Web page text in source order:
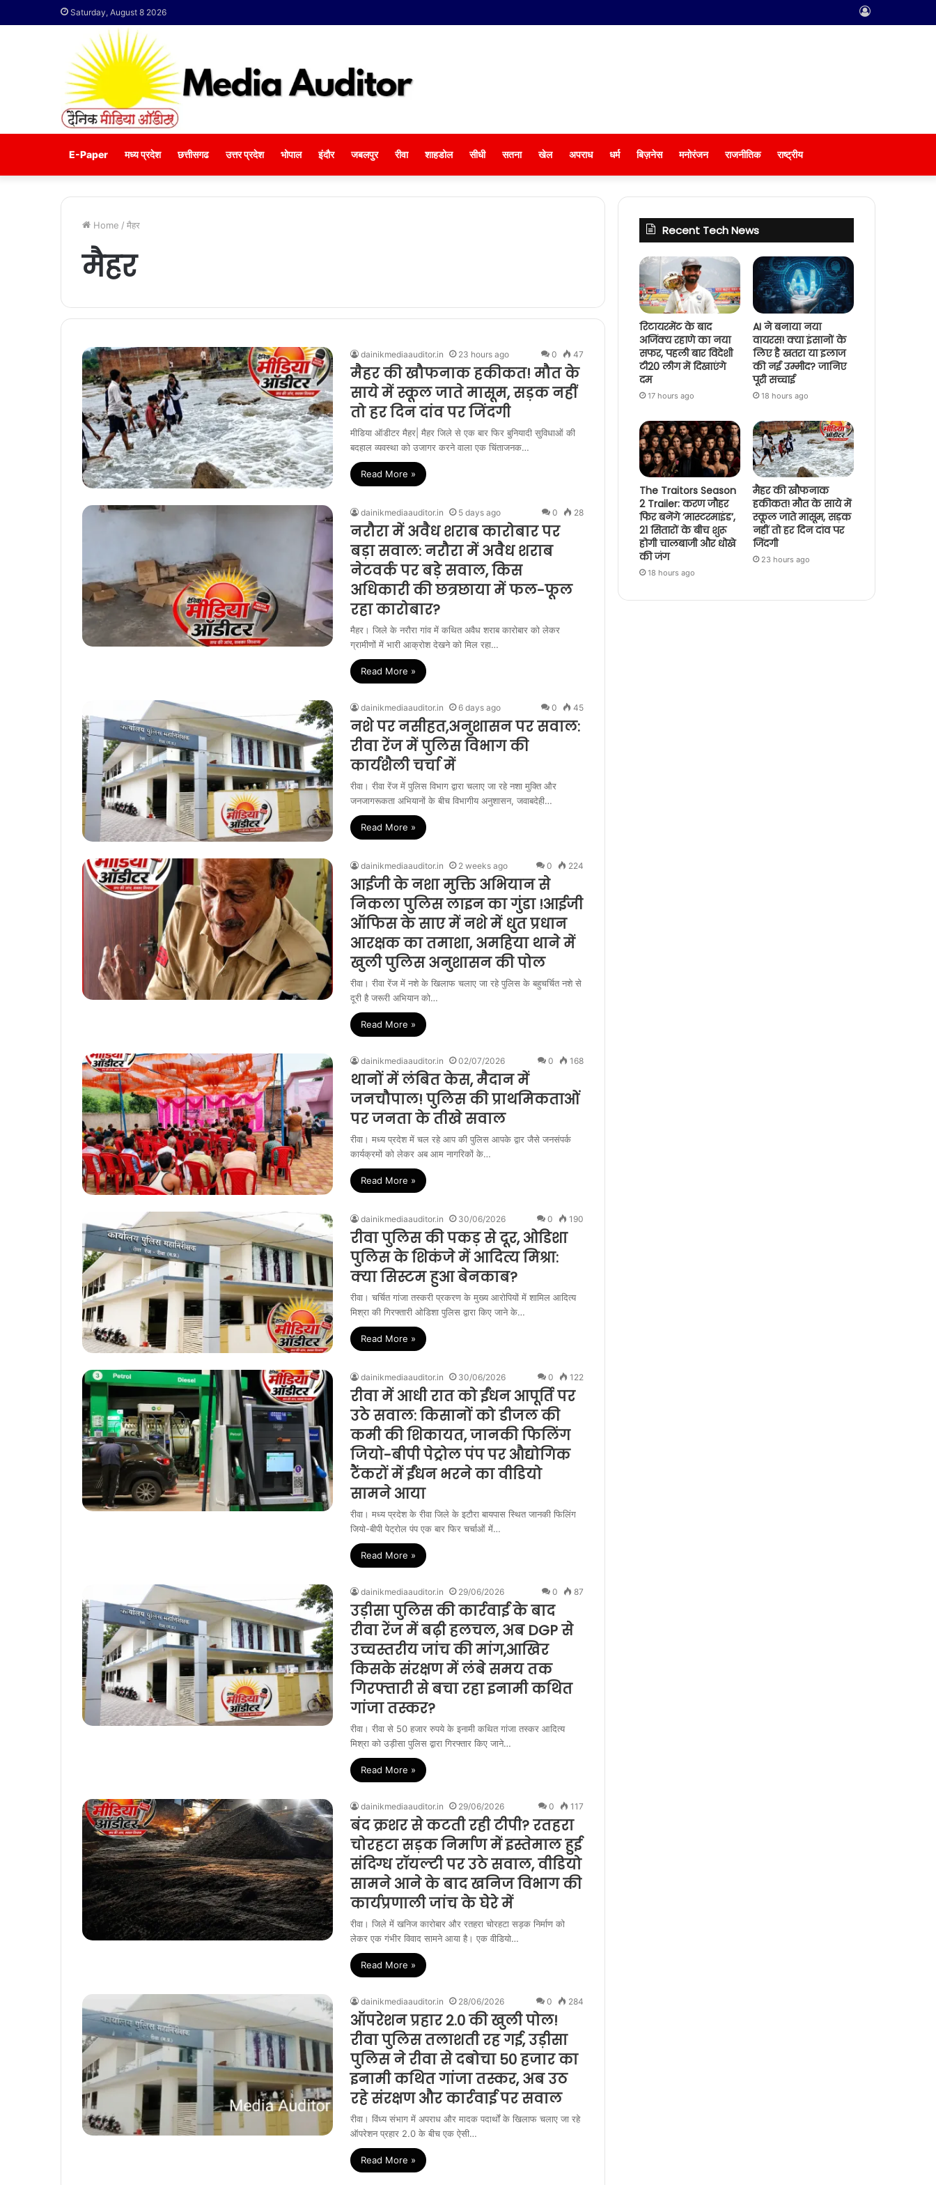
Saturday, August 8 2026
Log
E-Paper मध्य प्रदेश छत्तीसगढ उत्तर प्रदेश भोपाल इंदौर जबलपुर रीवा शाहडोल सीधी सतना खेल अपराध धर्म बिज़नेस मनोरंजन राजनीतिक राष्ट्रीय
Home / मैहर
मैहर
dainikmediaauditor.in 23 hours ago 0 47
मैहर की खौफनाक हकीकत! मौत के
साये में स्कूल जाते मासूम, सड़क नहीं
तो हर दिन दांव पर जिंदगी
मीडिया ऑडीटर मैहर| मैहर जिले से एक बार फिर बुनियादी सुविधाओं की
बदहाल व्यवस्था को उजागर करने वाला एक चिंताजनक…
Read More »
dainikmediaauditor.in 5 days ago 0 28
नरौरा में अवैध शराब कारोबार पर
बड़ा सवाल: नरौरा में अवैध शराब
नेटवर्क पर बड़े सवाल, किस
अधिकारी की छत्रछाया में फल-फूल
रहा कारोबार?
मैहर। जिले के नरौरा गांव में कथित अवैध शराब कारोबार को लेकर
ग्रामीणों में भारी आक्रोश देखने को मिल रहा…
Read More »
dainikmediaauditor.in 6 days ago 0 45
नशे पर नसीहत,अनुशासन पर सवाल:
रीवा रेंज में पुलिस विभाग की
कार्यशैली चर्चा में
रीवा। रीवा रेंज में पुलिस विभाग द्वारा चलाए जा रहे नशा मुक्ति और
जनजागरूकता अभियानों के बीच विभागीय अनुशासन, जवाबदेही…
Read More »
dainikmediaauditor.in 2 weeks ago 0 224
आईजी के नशा मुक्ति अभियान से
निकला पुलिस लाइन का गुंडा !आईजी
ऑफिस के साए में नशे में धुत प्रधान
आरक्षक का तमाशा, अमहिया थाने में
खुली पुलिस अनुशासन की पोल
रीवा। रीवा रेंज में नशे के खिलाफ चलाए जा रहे पुलिस के बहुचर्चित नशे से
दूरी है जरूरी अभियान को…
Read More »
dainikmediaauditor.in 02/07/2026 0 168
थानों में लंबित केस, मैदान में
जनचौपाल! पुलिस की प्राथमिकताओं
पर जनता के तीखे सवाल
रीवा। मध्य प्रदेश में चल रहे आप की पुलिस आपके द्वार जैसे जनसंपर्क
कार्यक्रमों को लेकर अब आम नागरिकों के…
Read More »
dainikmediaauditor.in 30/06/2026 0 190
रीवा पुलिस की पकड़ से दूर, ओडिशा
पुलिस के शिकंजे में आदित्य मिश्रा:
क्या सिस्टम हुआ बेनकाब?
रीवा। चर्चित गांजा तस्करी प्रकरण के मुख्य आरोपियों में शामिल आदित्य
मिश्रा की गिरफ्तारी ओडिशा पुलिस द्वारा किए जाने के…
Read More »
dainikmediaauditor.in 30/06/2026 0 122
रीवा में आधी रात को ईंधन आपूर्ति पर
उठे सवाल: किसानों को डीजल की
कमी की शिकायत, जानकी फिलिंग
जियो-बीपी पेट्रोल पंप पर औद्योगिक
टैंकरों में ईंधन भरने का वीडियो
सामने आया
रीवा। मध्य प्रदेश के रीवा जिले के इटौरा बायपास स्थित जानकी फिलिंग
जियो-बीपी पेट्रोल पंप एक बार फिर चर्चाओं में…
Read More »
dainikmediaauditor.in 29/06/2026 0 87
उड़ीसा पुलिस की कार्रवाई के बाद
रीवा रेंज में बढ़ी हलचल, अब DGP से
उच्चस्तरीय जांच की मांग,आखिर
किसके संरक्षण में लंबे समय तक
गिरफ्तारी से बचा रहा इनामी कथित
गांजा तस्कर?
रीवा। रीवा से 50 हजार रुपये के इनामी कथित गांजा तस्कर आदित्य
मिश्रा को उड़ीसा पुलिस द्वारा गिरफ्तार किए जाने…
Read More »
dainikmediaauditor.in 29/06/2026 0 117
बंद क्रशर से कटती रही टीपी? रतहरा
चोरहटा सड़क निर्माण में इस्तेमाल हुई
संदिग्ध रॉयल्टी पर उठे सवाल, वीडियो
सामने आने के बाद खनिज विभाग की
कार्यप्रणाली जांच के घेरे में
रीवा। जिले में खनिज कारोबार और रतहरा चोरहटा सड़क निर्माण को
लेकर एक गंभीर विवाद सामने आया है। एक वीडियो…
Read More »
dainikmediaauditor.in 28/06/2026 0 284
ऑपरेशन प्रहार 2.0 की खुली पोल!
रीवा पुलिस तलाशती रह गई, उड़ीसा
पुलिस ने रीवा से दबोचा 50 हजार का
इनामी कथित गांजा तस्कर, अब उठ
रहे संरक्षण और कार्रवाई पर सवाल
रीवा। विंध्य संभाग में अपराध और मादक पदार्थों के खिलाफ चलाए जा रहे
ऑपरेशन प्रहार 2.0 के बीच एक ऐसी…
Read More »
Recent Tech News
रिटायरमेंट के बाद
अजिंक्य रहाणे का नया
सफर, पहली बार विदेशी
टी20 लीग में दिखाएंगे
दम
17 hours ago
AI ने बनाया नया
वायरस! क्या इंसानों के
लिए है खतरा या इलाज
की नई उम्मीद? जानिए
पूरी सच्चाई
18 hours ago
The Traitors Season
2 Trailer: करण जौहर
फिर बनेंगे ‘मास्टरमाइंड’,
21 सितारों के बीच शुरू
होगी चालबाजी और धोखे
की जंग
18 hours ago
मैहर की खौफनाक
हकीकत! मौत के साये में
स्कूल जाते मासूम, सड़क
नहीं तो हर दिन दांव पर
जिंदगी
23 hours ago